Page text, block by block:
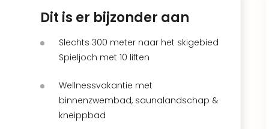
Dit is er bijzonder aan
Slechts 300 meter naar het skigebied
Spieljoch met 10 liften
Wellnessvakantie met
binnenzwembad, saunalandschap &
kneippbad